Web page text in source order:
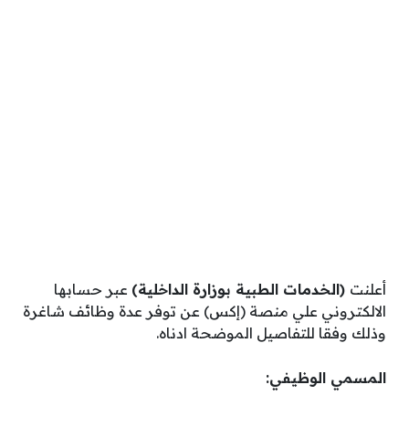
أعلنت (الخدمات الطبية بوزارة الداخلية) عبر حسابها
الالكتروني علي منصة (إكس) عن توفر عدة وظائف شاغرة
وذلك وفقا للتفاصيل الموضحة ادناه.
المسمي الوظيفي: